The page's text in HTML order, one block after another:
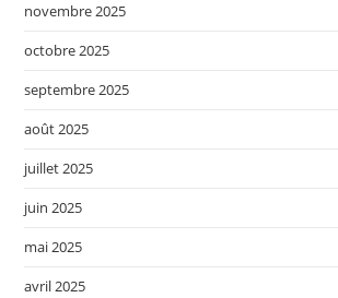
novembre 2025
octobre 2025
septembre 2025
août 2025
juillet 2025
juin 2025
mai 2025
avril 2025